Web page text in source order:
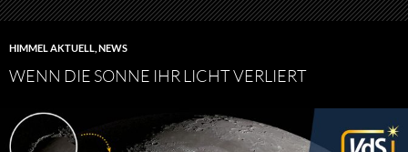
HIMMEL AKTUELL NEWS
WENN DIE SONNE IHR LICHT VERLIERT